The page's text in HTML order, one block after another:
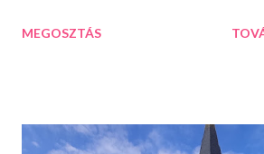
ami jó a télben: Végtelen mozizós estek
már nem gyakran esik a hó, de korizni
MEGOSZTÁS